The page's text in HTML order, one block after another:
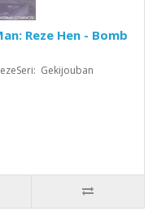
Reze Hen - Bomb
Gekijouban